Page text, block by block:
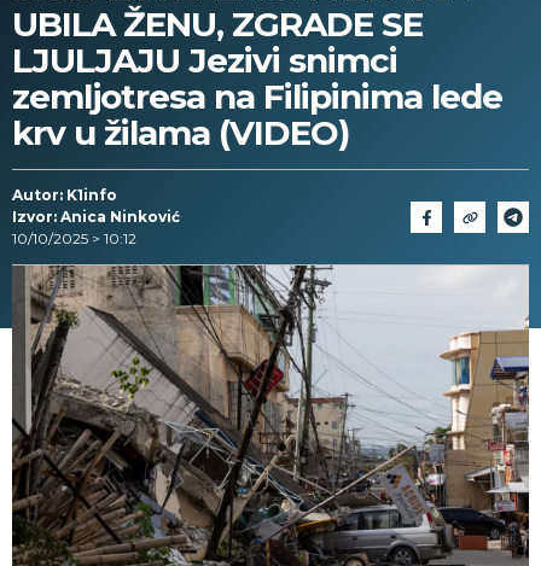
UBILA ŽENU, ZGRADE SE
LJULJAJU Jezivi snimci
zemljotresa na Filipinima lede
krv u žilama (VIDEO)
Autor: K1info
Izvor: Anica Ninković
10/10/2025 > 10:12